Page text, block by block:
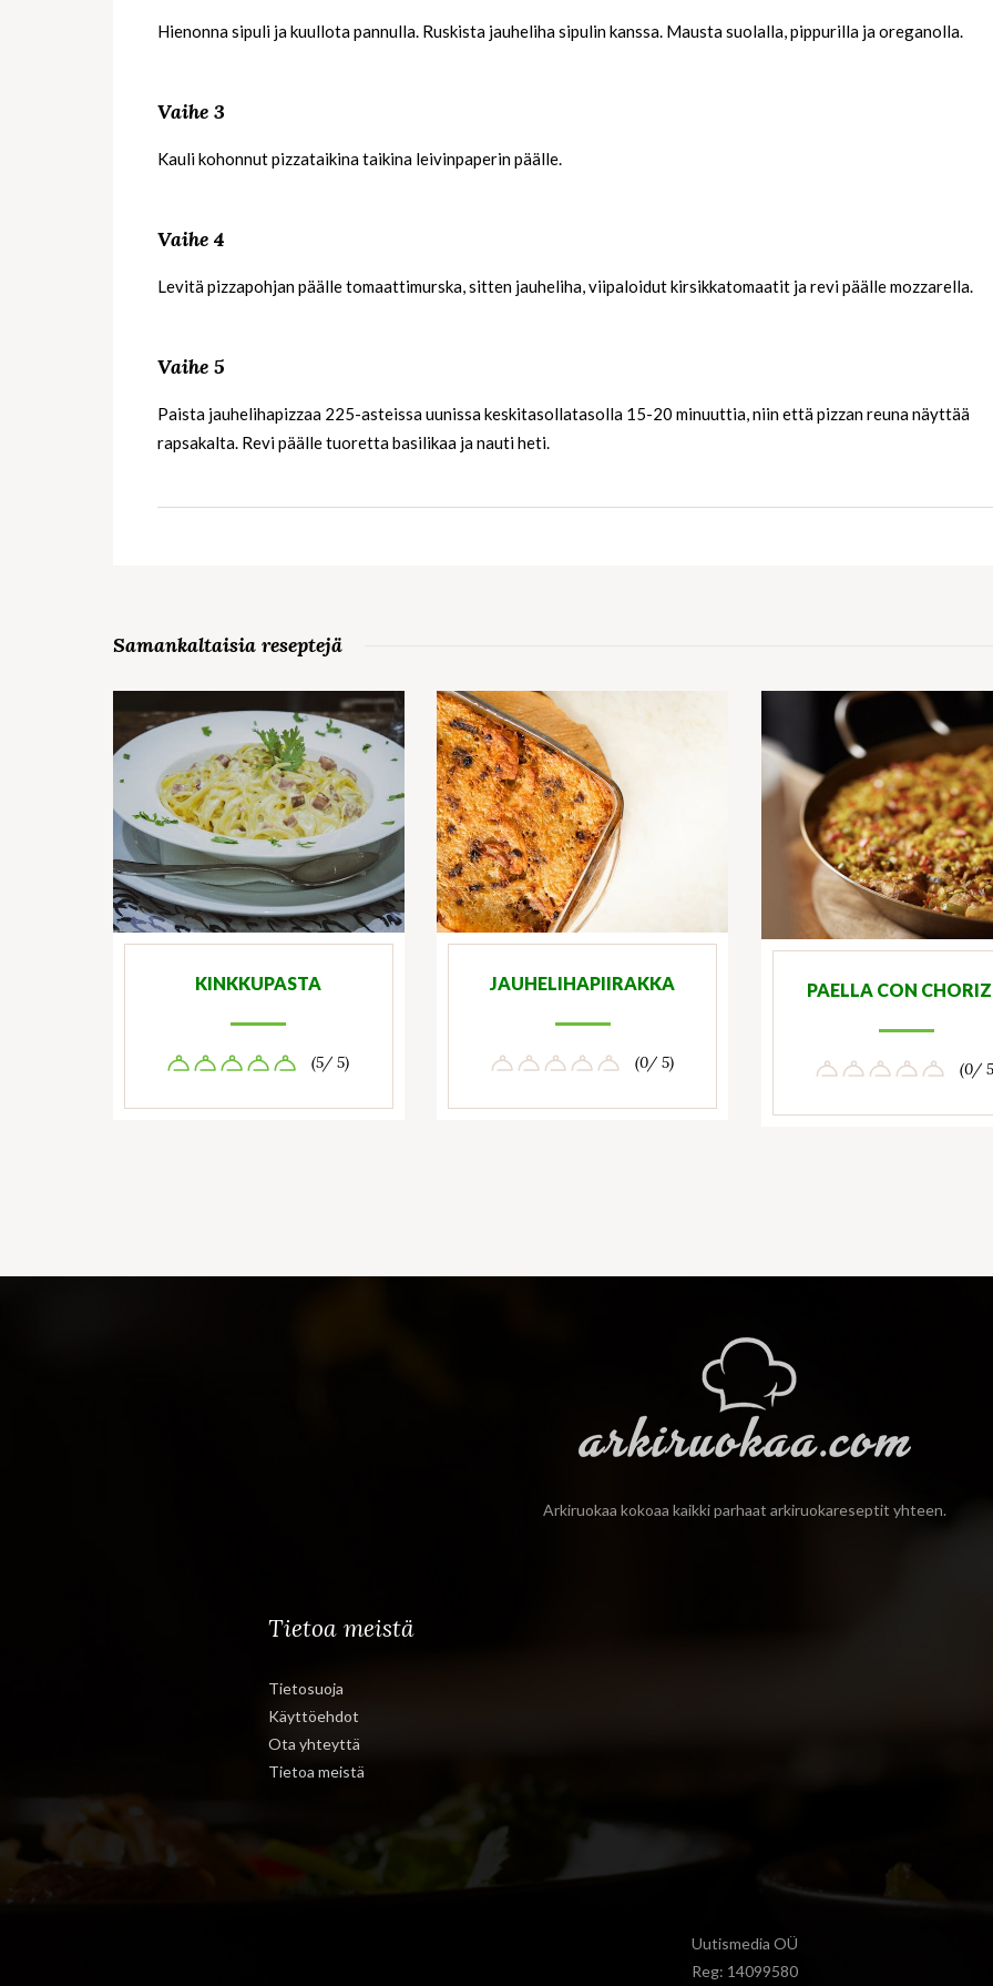
Hienonna sipuli ja kuullota pannulla. Ruskista jauheliha sipulin kanssa. Mausta suolalla, pippurilla ja oreganolla.
Vaihe 3
Kauli kohonnut pizzataikina taikina leivinpaperin päälle.
Vaihe 4
Levitä pizzapohjan päälle tomaattimurska, sitten jauheliha, viipaloidut kirsikkatomaatit ja revi päälle mozzarella.
Vaihe 5
Paista jauhelihapizzaa 225-asteissa uunissa keskitasollatasolla 15-20 minuuttia, niin että pizzan reuna näyttää
rapsakalta. Revi päälle tuoretta basilikaa ja nauti heti.
Samankaltaisia reseptejä
KINKKUPASTA
(5/ 5)
JAUHELIHAPIIRAKKA
(0/ 5)
PAELLA CON
(0/
Arkiruokaa kokoaa kaikki parhaat arkiruokareseptit yhteen.
Tietoa meistä
Tietosuoja
Käyttöehdot
Ota yhteyttä
Tietoa meistä
Uutismedia OÜ
Reg: 14099580